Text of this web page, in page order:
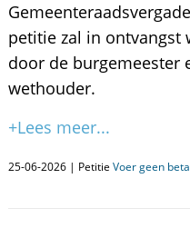
petitie zal in ontvangst
door de burgemeester
wethouder.
+Lees meer...
25-06-2026 | Petitie Voer geen